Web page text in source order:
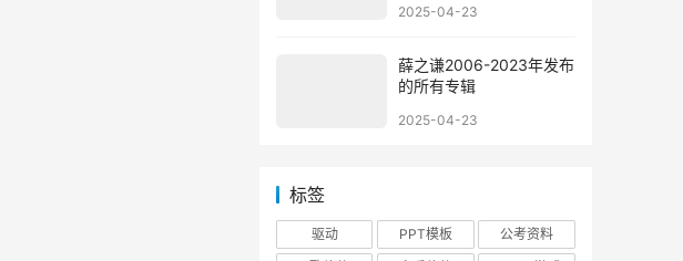
2025-04-23
薛之谦2006-2023年发布
的所有专辑
标签
驱动 PPT模板 公考资料